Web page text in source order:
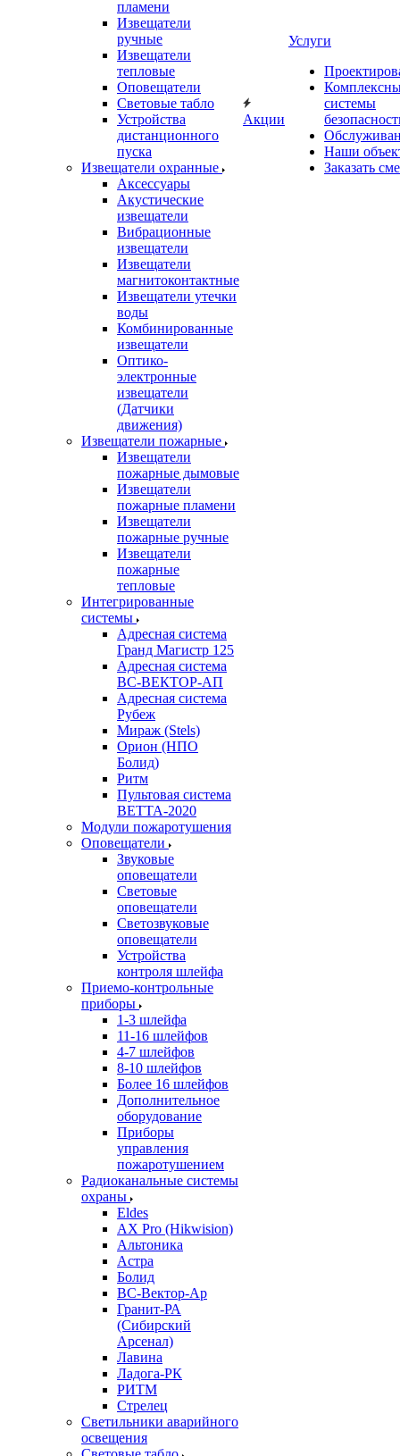
пламени
Извещатели
ручные
Извещатели
тепловые
Оповещатели
Световые табло
Устройства
дистанционного
пуска
Извещатели охранные
Аксессуары
Акустические
извещатели
Вибрационные
извещатели
Извещатели
магнитоконтактные
Извещатели утечки
воды
Комбинированные
извещатели
Оптико-
электронные
извещатели
(Датчики
движения)
Извещатели пожарные
Извещатели
пожарные дымовые
Извещатели
пожарные пламени
Извещатели
пожарные ручные
Извещатели
пожарные
тепловые
Интегрированные
системы
Адресная система
Гранд Магистр 125
Адресная система
ВС-ВЕКТОР-АП
Адресная система
Рубеж
Мираж (Stels)
Орион (НПО
Болид)
Ритм
Пультовая система
ВЕТТА-2020
Модули пожаротушения
Оповещатели
Звуковые
оповещатели
Световые
оповещатели
Светозвуковые
оповещатели
Устройства
контроля шлейфа
Приемо-контрольные
приборы
1-3 шлейфа
11-16 шлейфов
4-7 шлейфов
8-10 шлейфов
Более 16 шлейфов
Дополнительное
оборудование
Приборы
управления
пожаротушением
Радиоканальные системы
охраны
Eldes
AX Pro (Hikwision)
Альтоника
Астра
Болид
ВС-Вектор-Ар
Гранит-РА
(Сибирский
Арсенал)
Лавина
Ладога-РК
РИТМ
Стрелец
Светильники аварийного
освещения
Акции
Услуги
системы
Наши
Заказать